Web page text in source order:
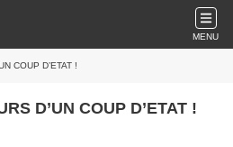
MENU
COUP D’ETAT !
D’UN COUP D’ETAT !